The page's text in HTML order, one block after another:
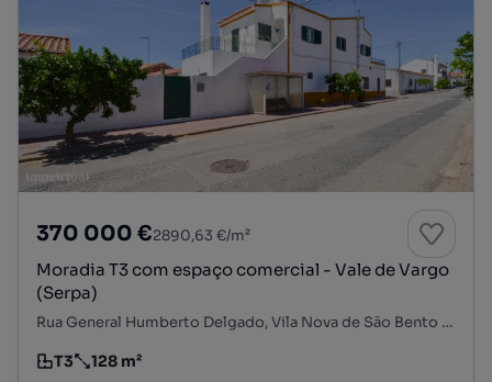
370 000 €2890,63 €/m²
Moradia T3 com espaço comercial - Vale de Vargo
(Serpa)
Rua General Humberto Delgado, Vila Nova de São Bento e Vale de Vargo, Serpa, Beja
Tipologia
T3
Preço por metro quadrado
128 m²